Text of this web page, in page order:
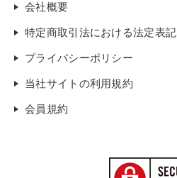
会社概要
特定商取引法における法定表記
プライバシーポリシー
当社サイトの利用規約
会員規約